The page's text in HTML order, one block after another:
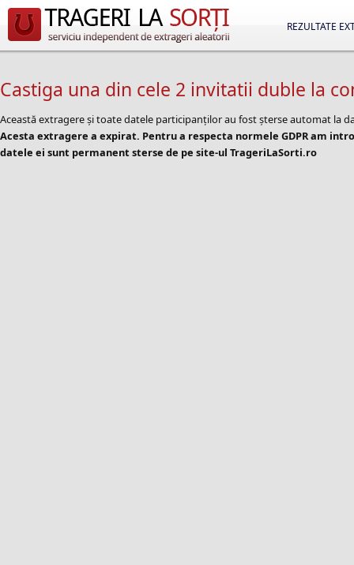
REZULTATE
Castiga una din cele 2 invitatii duble la
Această extragere și toate datele participanților au fost șterse automat la
Acesta extragere a expirat. Pentru a respecta normele GDPR am
datele ei sunt permanent sterse de pe site-ul TrageriLaSorti.ro